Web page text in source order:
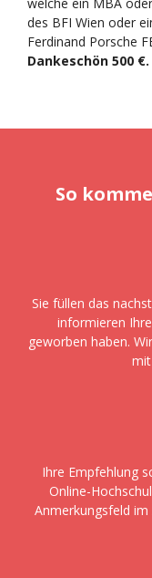
des BFI Wien oder
Ferdinand Porsche
Dankeschön 500 €.
So
Sie füllen das
informieren
geworben haben.
Ihre Empfehlung
Online-
Anmerkungsfeld